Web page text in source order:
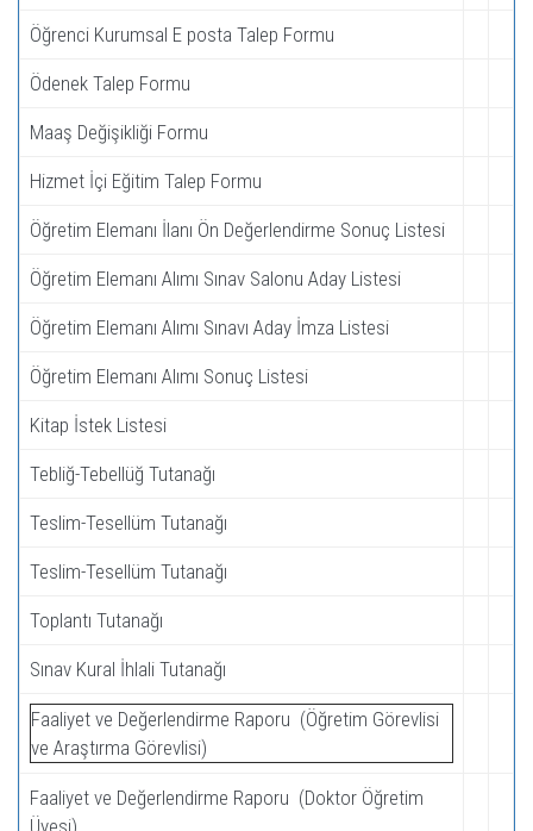
Öğrenci Kurumsal E posta Talep Formu
Ödenek Talep Formu
Maaş Değişikliği Formu
Hizmet İçi Eğitim Talep Formu
Öğretim Elemanı İlanı Ön Değerlendirme Sonuç Listesi
Öğretim Elemanı Alımı Sınav Salonu Aday Listesi
Öğretim Elemanı Alımı Sınavı Aday İmza Listesi
Öğretim Elemanı Alımı Sonuç Listesi
Kitap İstek Listesi
Tebliğ-Tebellüğ Tutanağı
Teslim-Tesellüm Tutanağı
Teslim-Tesellüm Tutanağı
Toplantı Tutanağı
Sınav Kural İhlali Tutanağı
Faaliyet ve Değerlendirme Raporu (Öğretim Görevlisi
ve Araştırma Görevlisi)
Faaliyet ve Değerlendirme Raporu (Doktor Öğretim